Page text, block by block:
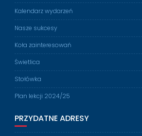
Kalendarz wydarzeń
Nasze sukcesy
Koła zainteresowań
Świetlica
Stołówka
Plan lekcji 2024/25
PRZYDATNE ADRESY